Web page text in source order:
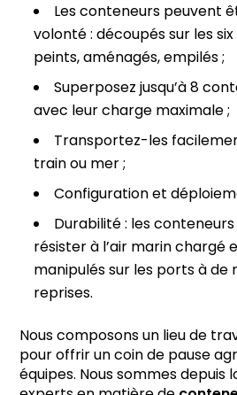
Les conteneurs peuvent
volonté : découpés sur les
peints, aménagés, empilés ;
Superposez jusqu’à 8
avec leur charge maximale ;
Transportez-les
train ou mer ;
Configuration et
Durabilité : les
résister à l’air marin chargé
manipulés sur les ports à de
reprises.
Nous composons un lieu de
pour offrir un coin de pause
équipes. Nous sommes depuis